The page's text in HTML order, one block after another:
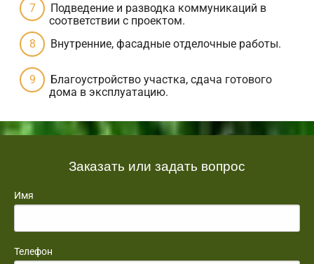
Подведение и разводка коммуникаций в
соответствии с проектом.
Внутренние, фасадные отделочные работы.
Благоустройство участка, сдача готового
дома в эксплуатацию.
Заказать или задать вопрос
Имя
Телефон